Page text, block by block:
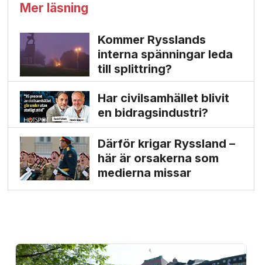
Mer läsning
Kommer Rysslands
interna spänningar leda
till splittring?
Har civilsamhället blivit
en bidrags­industri?
Därför krigar Ryssland –
här är orsakerna som
medierna missar